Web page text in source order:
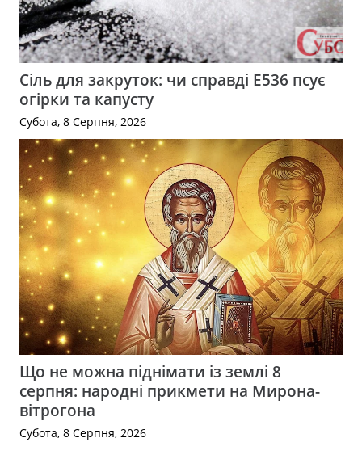
Сіль для закруток: чи справді Е536 псує
огірки та капусту
Субота, 8 Серпня, 2026
Що не можна піднімати із землі 8
серпня: народні прикмети на Мирона-
вітрогона
Субота, 8 Серпня, 2026